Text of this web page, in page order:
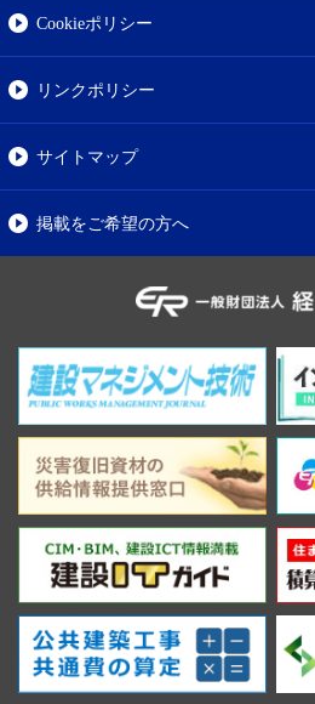
Cookieポリシー
リンクポリシー
サイトマップ
掲載をご希望の方へ